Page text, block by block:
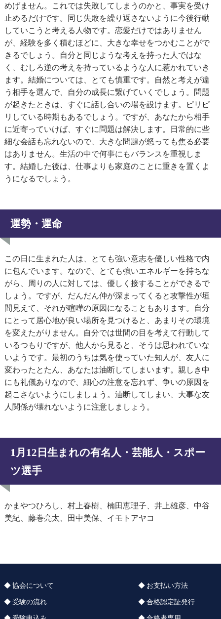
めげません。これでは失敗してしまうのかと、事実を受け
止めるだけです。同じ失敗を繰り返さないように今後行動
していこうと考える人物です。恋愛だけではありません
が、経験を多く積むほどに、大きな幸せをつかむことがで
きるでしょう。自分と同じような考えを持った人ではな
く、むしろ逆の考えを持っているような人に惹かれていき
ます。結婚については、とても慎重です。自然と考えが違
う相手を選んで、自分の成長に繋げていくでしょう。問題
が起きたときは、すぐに話し合いの場を設けます。ピリピ
リしている時期もあるでしょう。ですが、あなたから相手
に近寄っていけば、すぐに問題は解決します。日常的に些
細な会話も忘れないので、大きな問題が怒っても焦る必要
はありません。生活の中で何事にもバランスを重視しま
す。結婚した後は、仕事よりも家庭のことに重きを置くよ
うになるでしょう。
運勢・運命
この日に生まれた人は、とても強い意志を優しい性格で内
に包んでいます。なので、とても強いエネルギーを持ちな
がら、周りの人に対しては、優しく接することができるで
しょう。ですが、だんだん仲が深まってくると攻撃性が垣
間見えて、それが喧嘩の原因になることもあります。自分
にとって居心地が良い場所を見つけると、あまりその環境
を変えたがりません。自分では世間の目を考えて行動して
いるつもりですが、他人から見ると、そうは思われていな
いようです。最初のうちは気を使っていた知人が、友人に
変わったとたん、あなたは油断してしまいます。親しき中
にも礼儀ありなので、細心の注意を忘れず、争いの原因を
起こさないようにしましょう。油断してしまい、大事な友
人関係が壊れないように注意しましょう。
1月12日生まれの有名人・芸能人・スポー
ツ選手
かまやつひろし、村上春樹、楠田恵理子、井上雄彦、中谷
美紀、藤巻亮太、田中美保、イモトアヤコ
協会について
受験の流れ
お支払い方法
合格認定証発行